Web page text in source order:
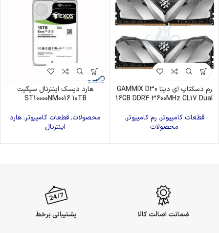
رم دسکتاپ ای دیتا GAMMIX D30
16GB DDR4 3600MHz CL17 Dual
قطعات کامپیوتر, رم کامپیوتر,
محصولات
هارد دیسک اینترنال سیگیت
ST10000NM0016 10TB
محصولات,قطعات کامپیوتر,هارد
اینترنال
ضمانت اصالت کالا پشتیبانی برخط